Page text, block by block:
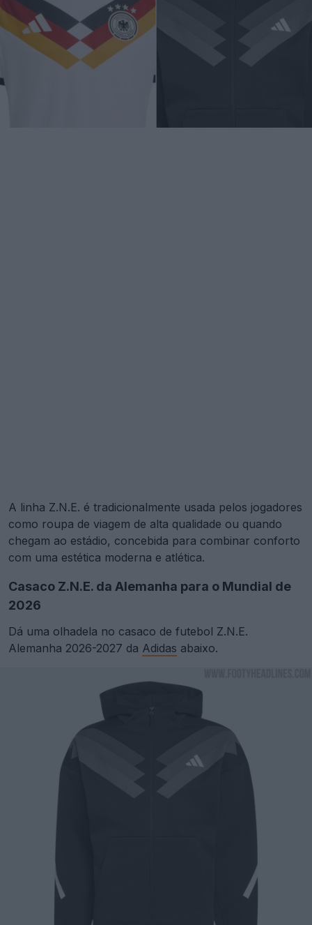
A linha Z.N.E. é tradicionalmente usada pelos jogadores
como roupa de viagem de alta qualidade ou quando
chegam ao estádio, concebida para combinar conforto
com uma estética moderna e atlética.
Casaco Z.N.E. da Alemanha para o Mundial de
2026
Dá uma olhadela no casaco de futebol Z.N.E.
Alemanha 2026-2027 da Adidas abaixo.